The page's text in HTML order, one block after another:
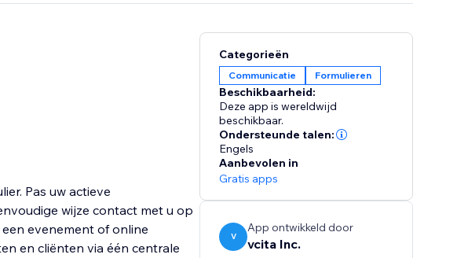
Pas uw actieve
wijze contact met u op
evenement of online
en cliënten via één centrale
Categorieën
Communicatie Formulieren
Beschikbaarheid:
Deze app is wereldwijd
beschikbaar.
Ondersteunde talen:
Engels
Aanbevolen in
Gratis apps
V
App ontwikkeld door
vcita Inc.